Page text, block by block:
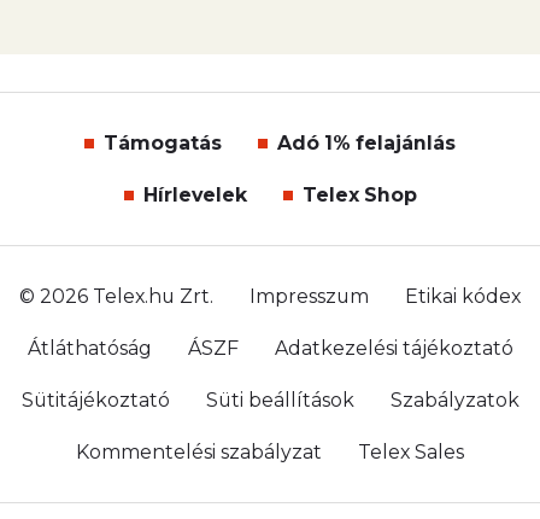
Támogatás Adó 1% felajánlás
Hírlevelek Telex Shop
© 2026 Telex.hu Zrt. Impresszum Etikai kódex
Átláthatóság ÁSZF Adatkezelési tájékoztató
Sütitájékoztató Süti beállítások Szabályzatok
Kommentelési szabályzat Telex Sales